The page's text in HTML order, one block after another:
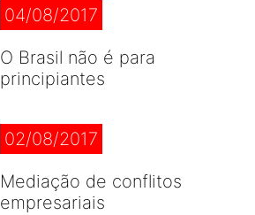
04/08/2017
O Brasil não é para
principiantes
02/08/2017
Mediação de conflitos
empresariais